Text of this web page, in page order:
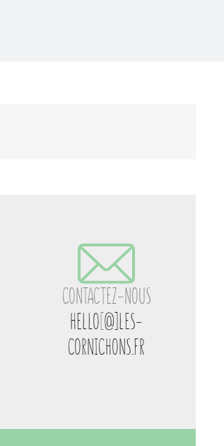
CONTACTEZ-NOUS
HELLO[@]LES-
CORNICHONS.FR